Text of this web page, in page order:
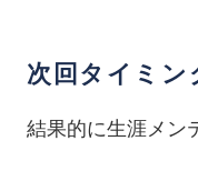
次回タイミン
結果的に生涯メン